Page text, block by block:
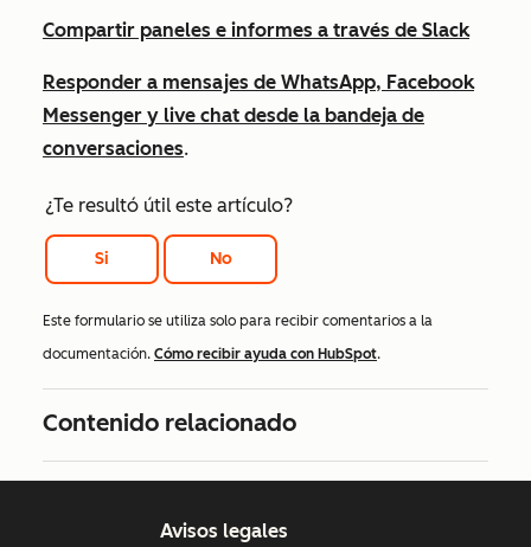
Compartir paneles e informes a través de Slack
Responder a mensajes de WhatsApp, Facebook
Messenger y live chat desde la bandeja de
conversaciones.
¿Te resultó útil este artículo?
Si No
Este formulario se utiliza solo para recibir comentarios a la
documentación. Cómo recibir ayuda con HubSpot.
Contenido relacionado
Avisos legales